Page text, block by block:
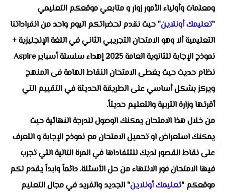
ومعلمات وأولياء الأمور زوار و متابعي موقعكم التعليمي
"تعليمك أونلاين" حيث نقدم لحضراتكم اليوم واحد من انفراداتنا
التعليمية ألا وهو الامتحان التجريبي الثاني في اللغة الإنجليزية +
نموذج الإجابة للثانوية العامة 2025 إهداء سلسلة أسباير Aspire
نظام حديث حيث يغطى الامتحان النقاط الهامة فى المنهج
ويركز بشكل أساسي على الطريقة الحديثة في التقييم التي
أقرتها وزارة التربية والتعليم حديثاً.
من خلال هذا الامتحان يمكنك الوصول للدرجة النهائية حيث
يمكنك استعراض او تحميل الامتحان مع نموذج الإجابة و التعرف
على نقاط القصور لديك للتتفاداها في المرة التالية التي تجرب
فيها الامتحان فور الانتهاء من حل الأسئلة. دائماً وابداً يقدم لكم
موقعكم "تعليمك أونلاين" الجديد والفريد في مجال التعليم